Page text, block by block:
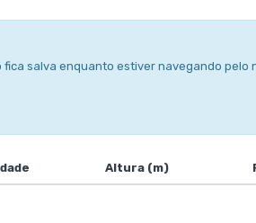
salva enquanto estiver navegando pelo
Altura (m)